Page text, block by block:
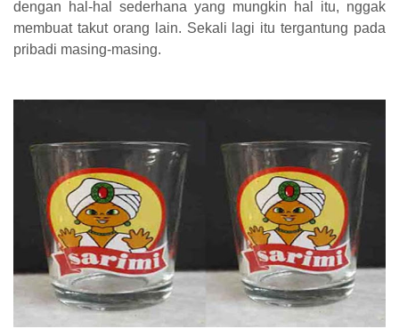
dengan hal-hal sederhana yang mungkin hal itu, nggak
membuat takut orang lain. Sekali lagi itu tergantung pada
pribadi masing-masing.